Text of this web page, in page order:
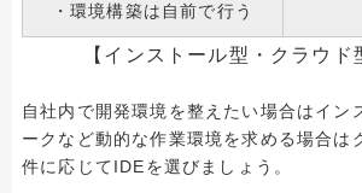
・環境構築は自前で行う
【インストール型・クラウド
自社内で開発環境を整えたい場合はイン
ークなど動的な作業環境を求める場合は
件に応じてIDEを選びましょう。